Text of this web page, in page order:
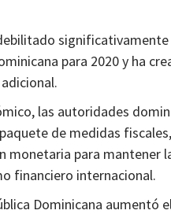
para 2020 y ha
las autoridades
de medidas
monetaria para mantener
financiero internacional.
Dominicana aumentó